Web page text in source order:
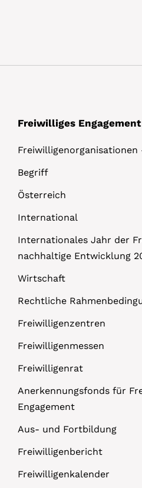
Freiwilliges Engagement
Freiwilligenorganisationen
Begriff
Österreich
International
Internationales Jahr der
nachhaltige Entwicklung
Wirtschaft
Rechtliche
Freiwilligenzentren
Freiwilligenmessen
Freiwilligenrat
Anerkennungsfonds für
Engagement
Aus- und Fortbildung
Freiwilligenbericht
Freiwilligenkalender